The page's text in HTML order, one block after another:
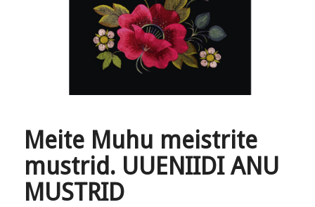
Meite Muhu meistrite
mustrid. UUENIIDI ANU
MUSTRID